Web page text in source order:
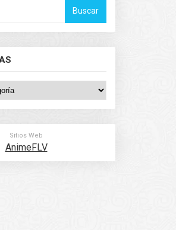
Sitios Web
AnimeFLV